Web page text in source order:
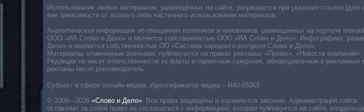
Субъект в сфере онлайн-медиа. Идентификатор медиа – R40-05063
© 2009—2026 «Слово и Дело». Все права защищены и охраняются законом. Администрация сайта
оставляет за собой право не соглашаться с информацией, которая публикуется на сайте,
Использование любых материалов, размещённых на сайте, разрешается при указании ссылки
вне зависимости от полного либо частичного использования материалов.
Аналитическая информация об обещаниях политиков и чиновников, размещенных на портале
ООО «ИА Слово и Дело» и является собственностью ООО «ИА Слово и Дело». Инфографики,
Дело» и являются собственностью ОО «Система народного контроля Слово и Дело».
Материалы, отмеченные значками, публикуются на правах рекламы: «Промо», «Новости
Редакция не несет ответственности за факты и оценочные суждения, обнародованные в
рекламы несет рекламодатель.